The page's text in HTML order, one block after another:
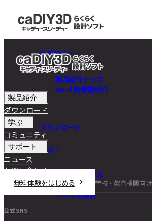
製品紹介
製品紹介トップ
Ver.4 新機能紹介
ダウンロード
学ぶ
チュートリアル
DIY講座
サンプル設計
製品紹介
ダウンロード
学ぶ
コミュニティ
サポート
ニュース
お問い合わせ
無料体験をはじめる
学校・教育機関向け
公式SNS